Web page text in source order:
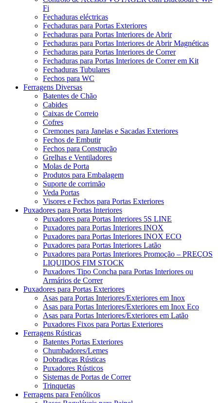
Fi
Fechaduras eléctricas
Fechaduras para Portas Exteriores
Fechaduras para Portas Interiores de Abrir
Fechaduras para Portas Interiores de Abrir Magnéticas
Fechaduras para Portas Interiores de Correr
Fechaduras para Portas Interiores de Correr em Kit
Fechaduras Tubulares
Fechos para WC
Ferragens Diversas
Batentes de Chão
Cabides
Caixas de Correio
Cofres
Cremones para Janelas e Sacadas Exteriores
Fechos de Embutir
Fechos para Construção
Grelhas e Ventiladores
Molas de Porta
Produtos para Embalagem
Suporte de corrimão
Veda Portas
Visores e Fechos para Portas Exteriores
Puxadores para Portas Interiores
Puxadores para Portas Interiores 5S LINE
Puxadores para Portas Interiores INOX
Puxadores para Portas Interiores INOX ECO
Puxadores para Portas Interiores Latão
Puxadores para Portas Interiores Promoção – PREÇOS
LIQUIDOS FIM STOCK
Puxadores Tipo Concha para Portas Interiores ou
Armários de Correr
Puxadores para Portas Exteriores
Asas para Portas Interiores/Exteriores em Inox
Asas para Portas Interiores/Exteriores em Inox Eco
Asas para Portas Interiores/Exteriores em Latão
Puxadores Fixos para Portas Exteriores
Ferragens Rústicas
Batentes Portas Exteriores
Chumbadores/Lemes
Dobradiças Rústicas
Puxadores Rústicos
Sistemas de Portas de Correr
Trinquetas
Ferragens para Fenólicos